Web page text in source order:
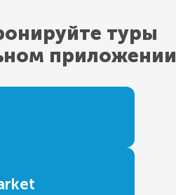
туры
приложении